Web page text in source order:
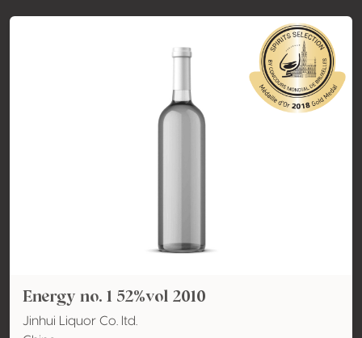
Energy no. 1 52%vol 2010
Jinhui Liquor Co. ltd.